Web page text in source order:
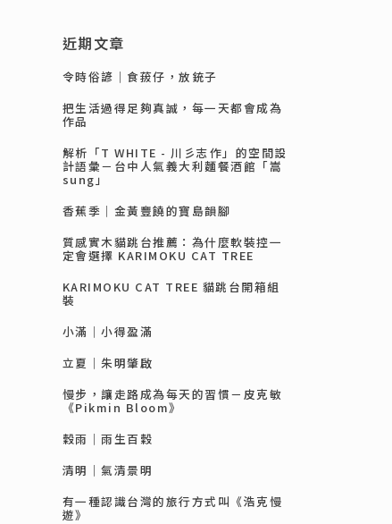
近期文章
令時俗諺｜食菝仔，放銃子
把生活過得足夠真誠，每一天都會成為
作品
解析「T WHITE - 川彡志作」的空間設
計語彙－台中人氣義大利麵餐酒館「嵩
sung」
香蕉季｜金黃豐饒的寶島韻腳
質感實木貓跳台推薦：為什麼軟裝控一
定會選擇 KARIMOKU CAT TREE
KARIMOKU CAT TREE 貓跳台開箱組
裝
小滿｜小得盈滿
立夏｜朱明肇啟
慢步，讓走路成為每天的習慣－皮克敏
《Pikmin Bloom》
穀雨｜雨生百穀
清明｜氣清景明
有一種認識台灣的旅行方式叫《浩克慢
遊》